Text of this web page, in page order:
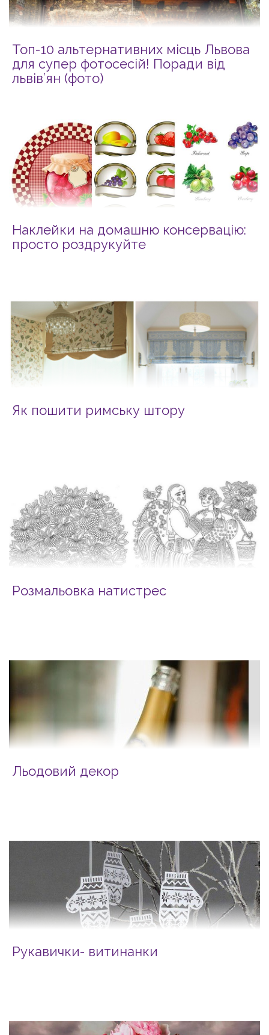
Топ-10 альтернативних місць Львова
для супер фотосесій! Поради від
львів’ян (фото)
Наклейки на домашню консервацію:
просто роздрукуйте
Як пошити римську штору
Розмальовка натистрес
Льодовий декор
Рукавички- витинанки